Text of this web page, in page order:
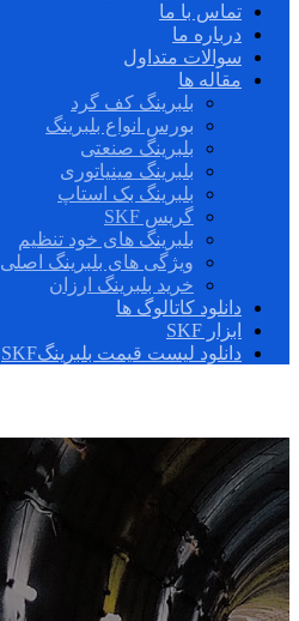
تماس با ما
درباره ما
سوالات متداول
مقاله ها
بلبرینگ کف گرد
بورس انواع بلبرینگ
بلبرینگ صنعتی
بلبرینگ مینیاتوری
بلبرینگ بک استاپ
گریس SKF
بلبرینگ های خود تنظیم
ویژگی های بلبرینگ اصلی
خرید بلبرینگ ارزان
دانلود کاتالوگ ها
ابزار SKF
دانلود لیست قیمت بلبرینگSKF